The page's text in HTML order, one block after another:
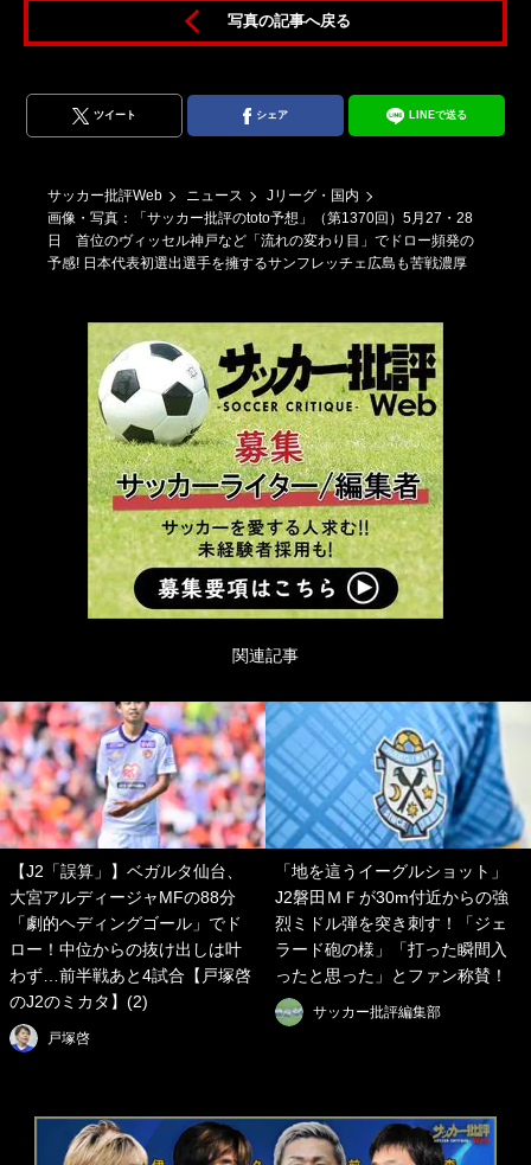
写真の記事へ戻る
ツイート シェア LINEで送る
サッカー批評Web ニュース
Jリーグ・国内
画像・写真：「サッカー批評のtoto予想」（第1370回）5月27・28
日 首位のヴィッセル神戸など「流れの変わり目」でドロー頻発の
予感! 日本代表初選出選手を擁するサンフレッチェ広島も苦戦濃厚
関連記事
【J2「誤算」】ベガルタ仙台、
大宮アルディージャMFの88分
「劇的ヘディングゴール」でド
ロー！中位からの抜け出しは叶
わず…前半戦あと4試合【戸塚啓
のJ2のミカタ】(2)
戸塚啓
「地を這うイーグルショット」
J2磐田ＭＦが30m付近からの強
烈ミドル弾を突き刺す！「ジェ
ラード砲の様」「打った瞬間入
ったと思った」とファン称賛！
サッカー批評編集部